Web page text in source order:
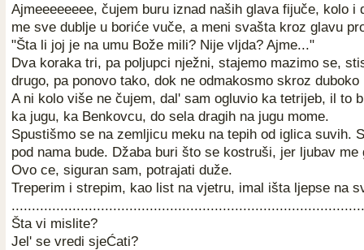
Ajmeeeeeeee, čujem buru iznad naših glava fijuče, kolo i
me sve dublje u boriće vuče, a meni svašta kroz glavu
"Šta li joj je na umu Bože mili? Nije vljda? Ajme..."
Dva koraka tri, pa poljupci nježni, stajemo mazimo se,
drugo, pa ponovo tako, dok ne odmakosmo skroz
A ni kolo više ne čujem, dal' sam ogluvio ka tetrijeb, il to
ka jugu, ka Benkovcu, do sela dragih na jugu mome.
Spustišmo se na zemljicu meku na tepih od iglica suvih.
pod nama bude. Džaba buri što se kostruši, jer ljubav me
Ovo ce, siguran sam, potrajati duže.
Treperim i strepim, kao list na vjetru, imal išta ljepse na
Šta vi mislite?
Jel' se vredi sjeĆati?